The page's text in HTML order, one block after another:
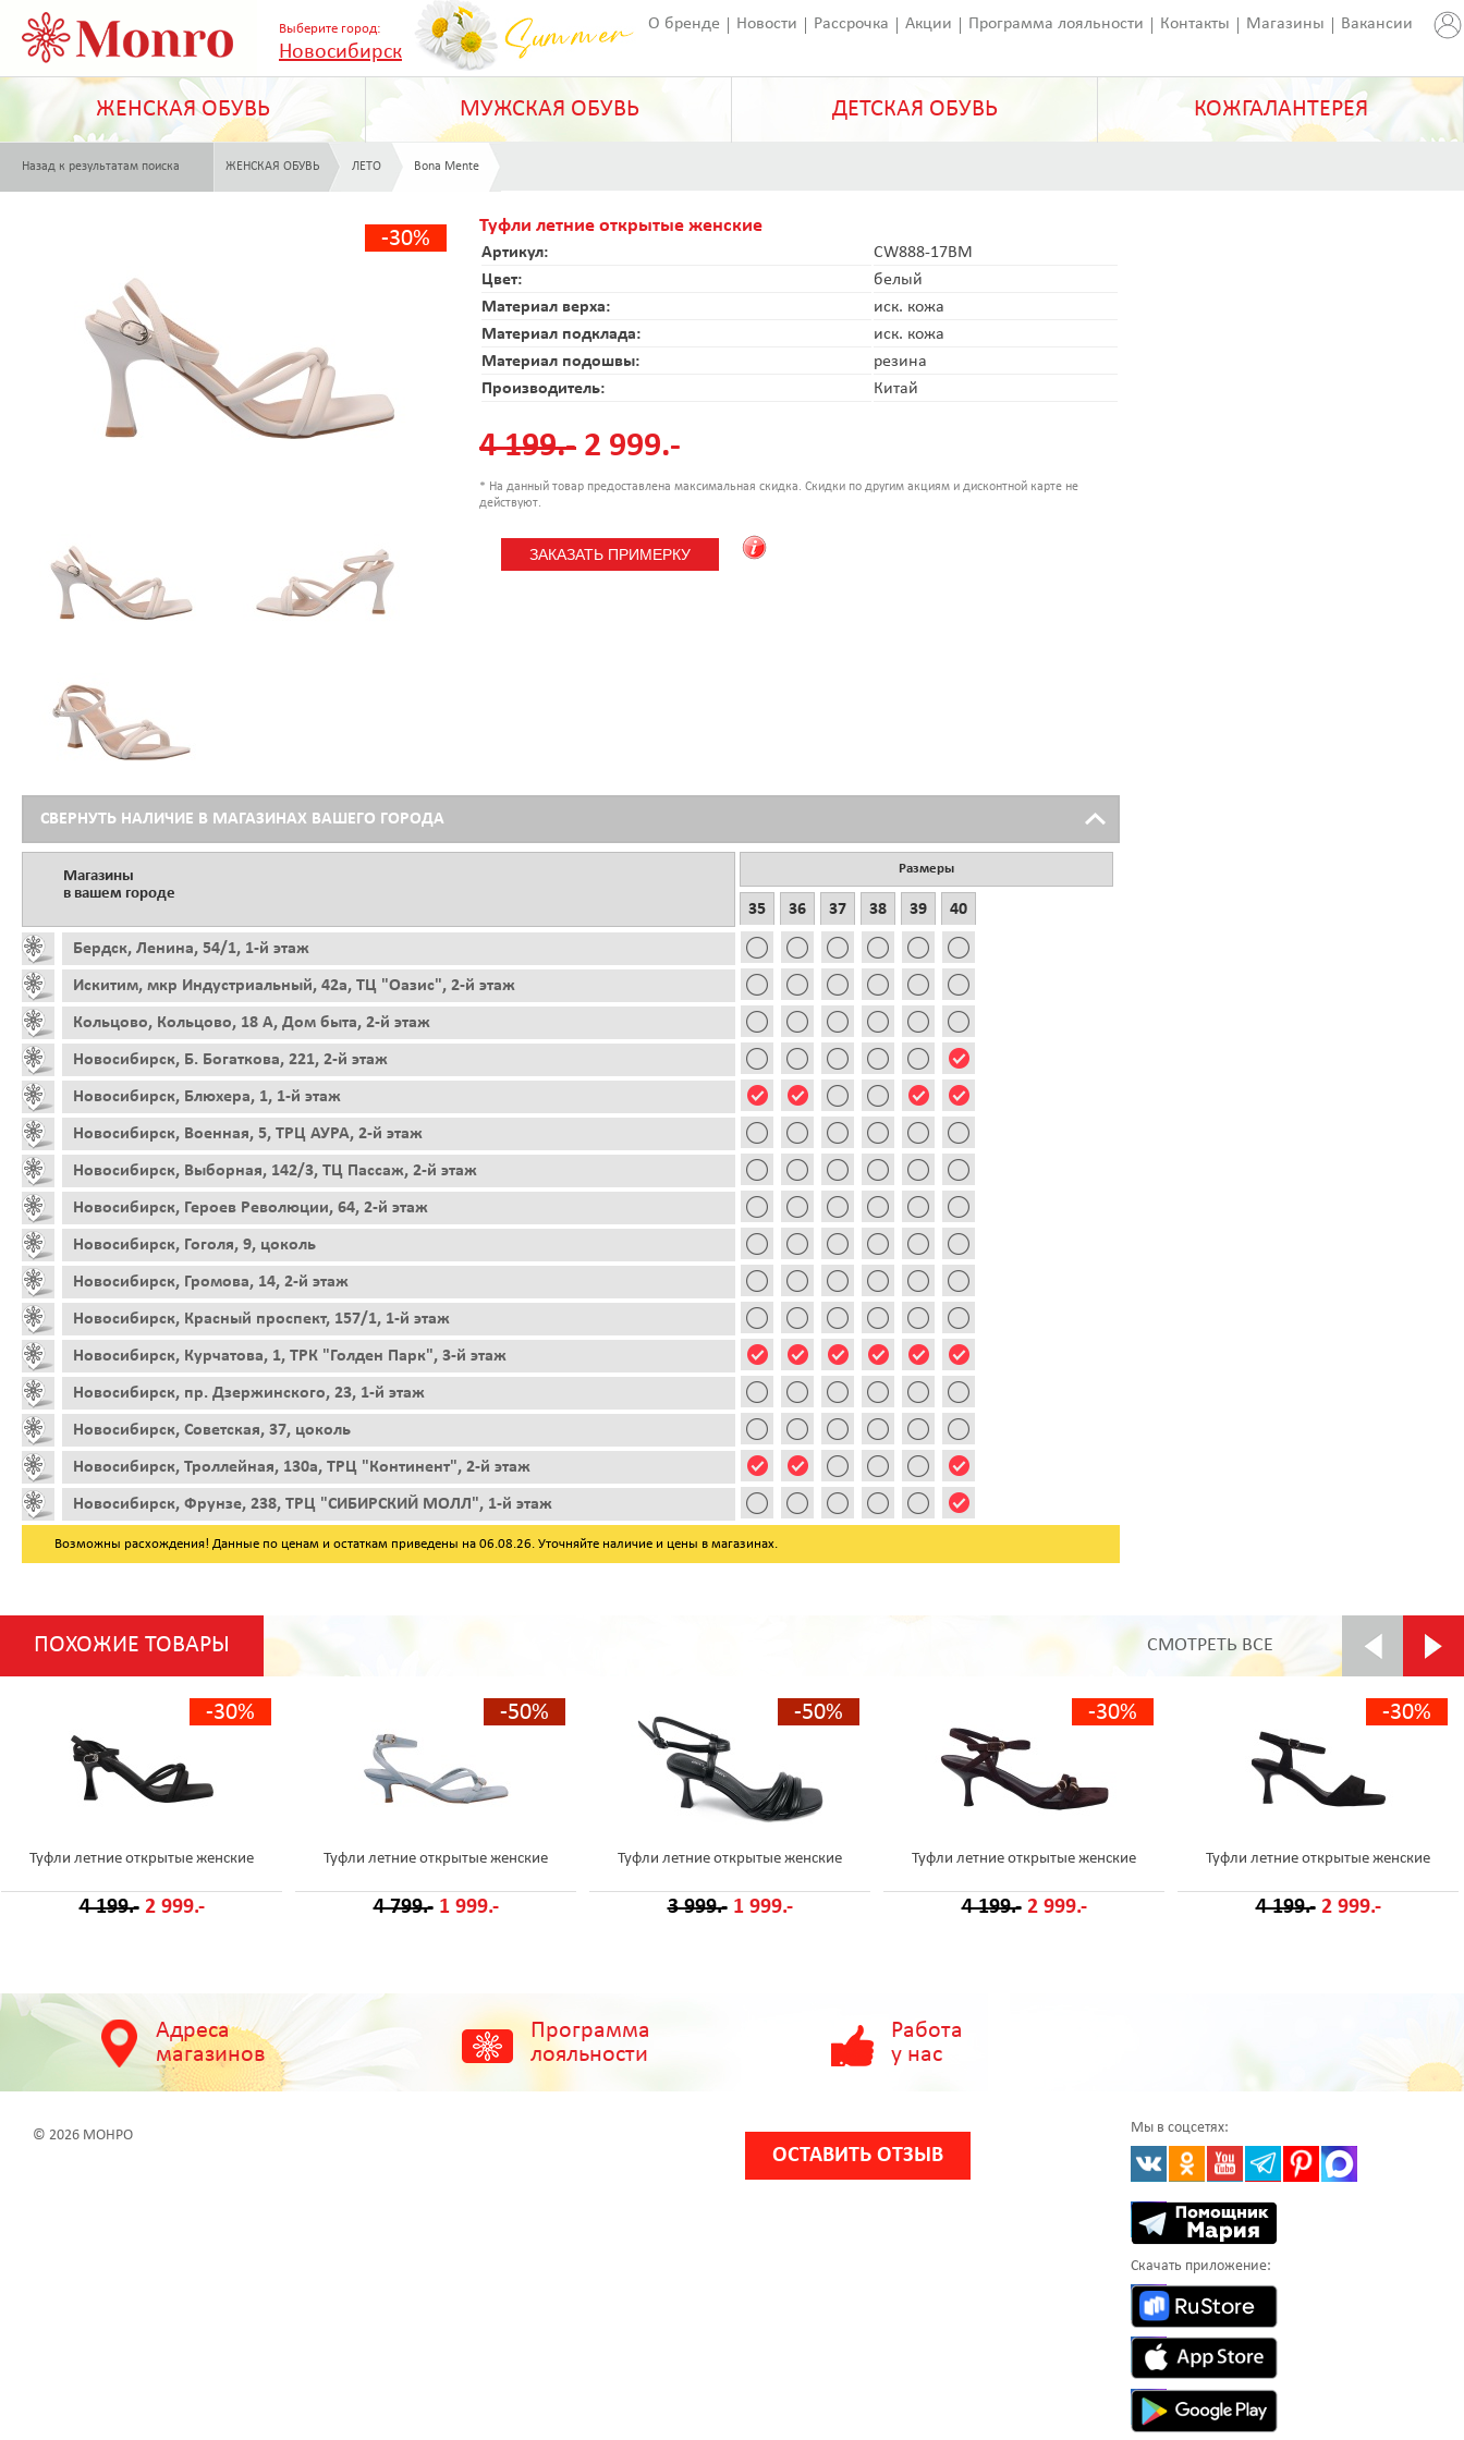
Выберите город:
Новосибирск
О бренде Новости Рассрочка Акции Программа лояльности Контакты Магазины Вакансии
ЖЕНСКАЯ ОБУВЬ МУЖСКАЯ ОБУВЬ ДЕТСКАЯ ОБУВЬ КОЖГАЛАНТЕРЕЯ
Назад к результатам поиска ЖЕНСКАЯ ОБУВЬ ЛЕТО Bona Mente
-30%
Туфли летние открытые женские
Артикул:
CW888-17BM
Цвет:
белый
Материал верха:
иск. кожа
Материал подклада:
иск. кожа
Материал подошвы:
резина
Производитель:
Китай
4 199.- 2 999.-
* На данный товар предоставлена максимальная скидка. Скидки по другим акциям и дисконтной карте не
действуют.
СВЕРНУТЬ НАЛИЧИЕ В МАГАЗИНАХ ВАШЕГО ГОРОДА
Магазины
в вашем городе
Бердск, Ленина, 54/1, 1-й этаж
Искитим, мкр Индустриальный, 42а, ТЦ "Оазис", 2-й этаж
Кольцово, Кольцово, 18 А, Дом быта, 2-й этаж
Новосибирск, Б. Богаткова, 221, 2-й этаж
Новосибирск, Блюхера, 1, 1-й этаж
Новосибирск, Военная, 5, ТРЦ АУРА, 2-й этаж
Новосибирск, Выборная, 142/3, ТЦ Пассаж, 2-й этаж
Новосибирск, Героев Революции, 64, 2-й этаж
Новосибирск, Гоголя, 9, цоколь
Новосибирск, Громова, 14, 2-й этаж
Новосибирск, Красный проспект, 157/1, 1-й этаж
Новосибирск, Курчатова, 1, ТРК "Голден Парк", 3-й этаж
Новосибирск, пр. Дзержинского, 23, 1-й этаж
Новосибирск, Советская, 37, цоколь
Новосибирск, Троллейная, 130а, ТРЦ "Континент", 2-й этаж
Новосибирск, Фрунзе, 238, ТРЦ "СИБИРСКИЙ МОЛЛ", 1-й этаж
Размеры
35 36 37 38 39 40
Возможны расхождения! Данные по ценам и остаткам приведены на 06.08.26. Уточняйте наличие и цены в магазинах.
ПОХОЖИЕ ТОВАРЫ СМОТРЕТЬ ВСЕ
-30%
Туфли летние открытые женские
4 199.- 2 999.-
-50%
Туфли летние открытые женские
4 799.- 1 999.-
-50%
Туфли летние открытые женские
3 999.- 1 999.-
-30%
Туфли летние открытые женские
4 199.- 2 999.-
-30%
Туфли летние открытые женские
4 199.- 2 999.-
Адреса
магазинов
Программа
лояльности
Работа
у нас
© 2026 МОНРО
ОСТАВИТЬ ОТЗЫВ
Мы в соцсетях:
Скачать приложение: